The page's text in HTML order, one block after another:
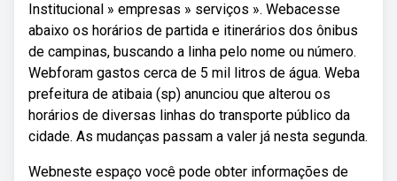
Institucional » empresas » serviços ». Webacesse
abaixo os horários de partida e itinerários dos ônibus
de campinas, buscando a linha pelo nome ou número.
Webforam gastos cerca de 5 mil litros de água. Weba
prefeitura de atibaia (sp) anunciou que alterou os
horários de diversas linhas do transporte público da
cidade. As mudanças passam a valer já nesta segunda.
Webneste espaço você pode obter informações de